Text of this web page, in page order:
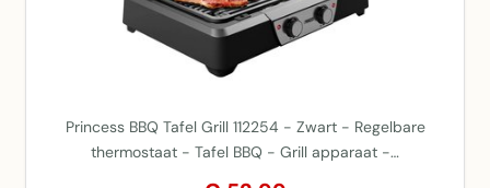
Princess BBQ Tafel Grill 112254 - Zwart - Regelbare
thermostaat - Tafel BBQ - Grill apparaat -…